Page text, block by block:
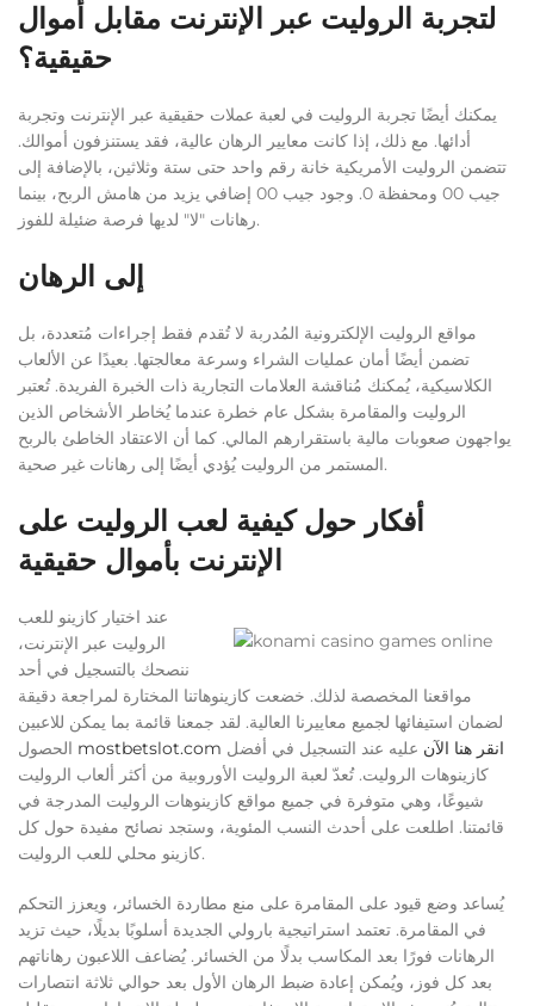
لتجربة الروليت عبر الإنترنت مقابل أموال
حقيقية؟
يمكنك أيضًا تجربة الروليت في لعبة عملات حقيقية عبر الإنترنت وتجربة
أدائها. مع ذلك، إذا كانت معايير الرهان عالية، فقد يستنزفون أموالك.
تتضمن الروليت الأمريكية خانة رقم واحد حتى ستة وثلاثين، بالإضافة إلى
جيب 00 ومحفظة 0. وجود جيب 00 إضافي يزيد من هامش الربح، بينما
رهانات "لا" لديها فرصة ضئيلة للفوز.
إلى الرهان
مواقع الروليت الإلكترونية المُدربة لا تُقدم فقط إجراءات مُتعددة، بل
تضمن أيضًا أمان عمليات الشراء وسرعة معالجتها. بعيدًا عن الألعاب
الكلاسيكية، يُمكنك مُناقشة العلامات التجارية ذات الخبرة الفريدة. تُعتبر
الروليت والمقامرة بشكل عام خطرة عندما يُخاطر الأشخاص الذين
يواجهون صعوبات مالية باستقرارهم المالي. كما أن الاعتقاد الخاطئ بالربح
المستمر من الروليت يُؤدي أيضًا إلى رهانات غير صحية.
أفكار حول كيفية لعب الروليت على
الإنترنت بأموال حقيقية
عند اختيار كازينو للعب
الروليت عبر الإنترنت،
ننصحك بالتسجيل في أحد
مواقعنا المخصصة لذلك. خضعت كازينوهاتنا المختارة لمراجعة دقيقة
لضمان استيفائها لجميع معاييرنا العالية. لقد جمعنا قائمة بما يمكن للاعبين
mostbetslot.com انقر هنا الآن عليه عند التسجيل في أفضل
كازينوهات الروليت. تُعدّ لعبة الروليت الأوروبية من أكثر ألعاب الروليت
شيوعًا، وهي متوفرة في جميع مواقع كازينوهات الروليت المدرجة في
قائمتنا. اطلعت على أحدث النسب المئوية، وستجد نصائح مفيدة حول كل
كازينو محلي للعب الروليت.
يُساعد وضع قيود على المقامرة على منع مطاردة الخسائر، ويعزز التحكم
في المقامرة. تعتمد استراتيجية بارولي الجديدة أسلوبًا بديلًا، حيث تزيد
الرهانات فورًا بعد المكاسب بدلًا من الخسائر. يُضاعف اللاعبون رهاناتهم
بعد كل فوز، ويُمكن إعادة ضبط الرهان الأول بعد حوالي ثلاثة انتصارات